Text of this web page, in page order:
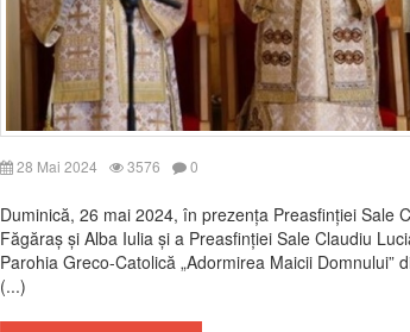
28 Mai 2024 3576 0
Duminică, 26 mai 2024, în prezența Preasfinției Sale
Făgăraș și Alba Iulia și a Preasfinției Sale Claudiu
Parohia Greco-Catolică „Adormirea Maicii Domnului”
(...)